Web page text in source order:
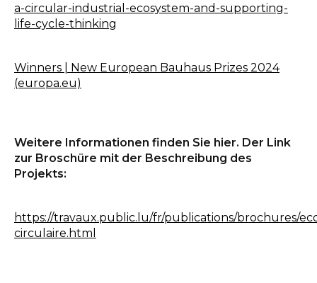
a-circular-industrial-ecosystem-and-supporting-
life-cycle-thinking
Winners | New European Bauhaus Prizes 2024
(europa.eu)
Weitere Informationen finden Sie hier. Der Link
zur Broschüre mit der Beschreibung des
Projekts:
https://travaux.public.lu/fr/publications/brochures/
circulaire.html